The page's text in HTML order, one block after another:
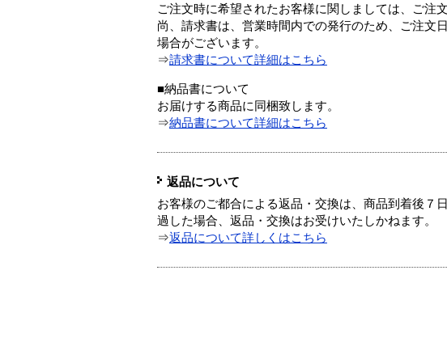
ご注文時に希望されたお客様に関しましては、ご注
尚、請求書は、営業時間内での発行のため、ご注文
場合がございます。
⇒請求書について詳細はこちら
■納品書について
お届けする商品に同梱致します。
⇒納品書について詳細はこちら
返品について
お客様のご都合による返品・交換は、商品到着後７
過した場合、返品・交換はお受けいたしかねます。
⇒返品について詳しくはこちら